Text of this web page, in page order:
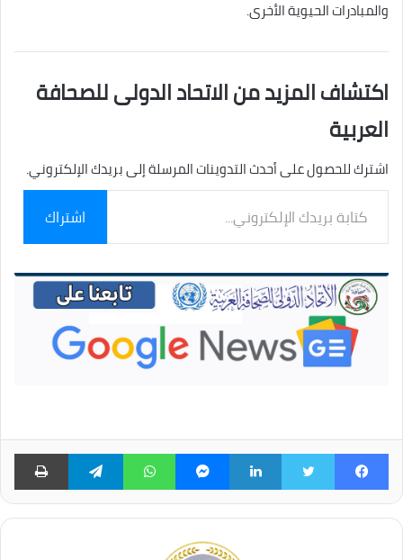
والمبادرات الحيوية الأخرى.
اكتشاف المزيد من الاتحاد الدولى للصحافة
العربية
اشترك للحصول على أحدث التدوينات المرسلة إلى بريدك الإلكتروني.
بريدك
الإلكتروني...
اشتراك
فيسبوك لينكدإن ماسنجر واتساب تيلقرام